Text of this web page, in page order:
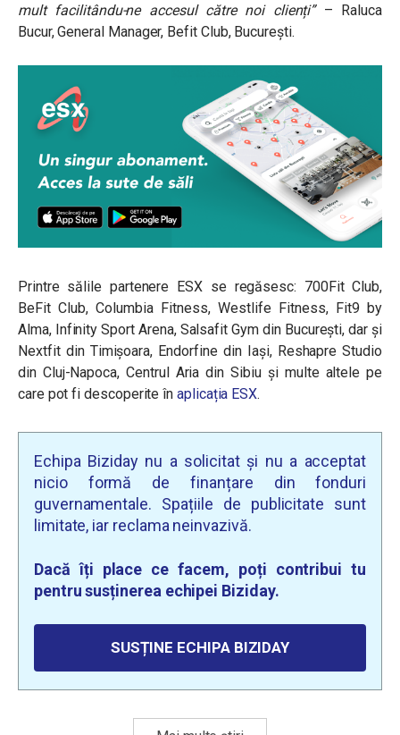
mult facilitându-ne accesul către noi clienți”– Raluca
Bucur, General Manager, Befit Club, București.
Printre sălile partenere ESX se regăsesc: 700Fit Club,
BeFit Club, Columbia Fitness, Westlife Fitness, Fit9 by
Alma, Infinity Sport Arena, Salsafit Gym din București, dar și
Nextfit din Timișoara, Endorfine din Iași, Reshapre Studio
din Cluj-Napoca, Centrul Aria din Sibiu și multe altele pe
care pot fi descoperite înaplicația ESX.
Echipa Biziday nu a solicitat și nu a acceptat
nicio formă de finanțare din fonduri
guvernamentale. Spațiile de publicitate sunt
limitate, iar reclama neinvazivă.
Dacă îți place ce facem, poți contribui tu
pentru susținerea echipei Biziday.
SUSȚINE ECHIPA BIZIDAY